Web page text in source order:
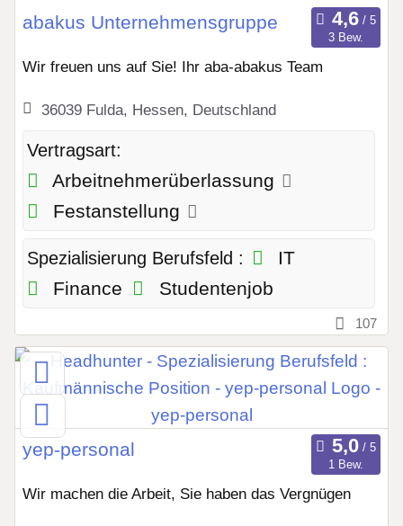
abakus Unternehmensgruppe
3 Bew.
Wir freuen uns auf Sie! Ihr aba-abakus Team
36039 Fulda, Hessen, Deutschland
Vertragsart:
Arbeitnehmerüberlassung
Festanstellung
Spezialisierung Berufsfeld :
IT
Finance
Studentenjob
107
yep-personal
1 Bew.
Wir machen die Arbeit, Sie haben das Vergnügen